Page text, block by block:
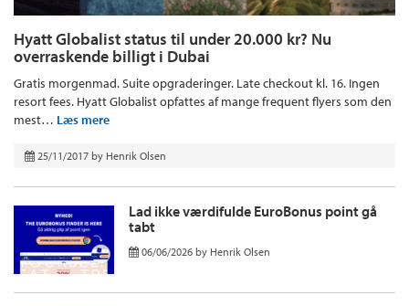
Hyatt Globalist status til under 20.000 kr? Nu
overraskende billigt i Dubai
Gratis morgenmad. Suite opgraderinger. Late checkout kl. 16. Ingen
resort fees. Hyatt Globalist opfattes af mange frequent flyers som den
mest… Læs mere
25/11/2017 by Henrik Olsen
Lad ikke værdifulde EuroBonus point gå
tabt
06/06/2026 by Henrik Olsen